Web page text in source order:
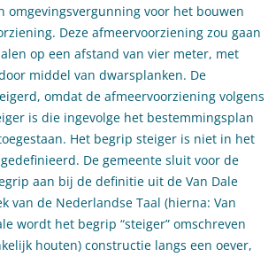
omgevingsvergunning voor het bouwen
Deze afmeervoorziening zou gaan
op een afstand van vier meter, met
middel van dwarsplanken. De
omdat de afmeervoorziening volgens
is die ingevolge het bestemmingsplan
Het begrip steiger is niet in het
De gemeente sluit voor de
aan bij de definitie uit de Van Dale
van de Nederlandse Taal (hierna: Van
wordt het begrip “steiger” omschreven
houten) constructie langs een oever,